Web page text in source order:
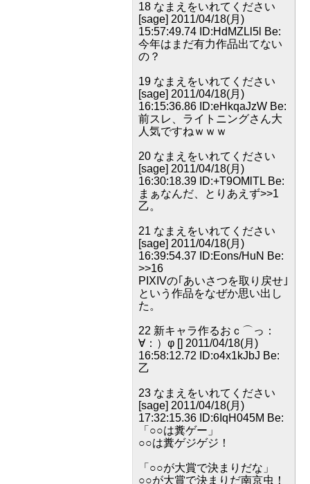
18 なまえをいれてください
[sage] 2011/04/18(月)
15:57:49.74 ID:HdMZLl5l Be:
今年はまだ有力作品出てない
の？
19 なまえをいれてください
[sage] 2011/04/18(月)
16:15:36.86 ID:eHkqaJzW Be:
前スレ、ライトニングさん大
人気ですねｗｗｗ
20 なまえをいれてください
[sage] 2011/04/18(月)
16:30:18.39 ID:+T9OMlTL Be:
まぁなんだ、とりあえず>>1
乙。
21 なまえをいれてください
[sage] 2011/04/18(月)
16:39:54.37 ID:Eons/HuN Be:
>>16
PIXIVの｢あいさつを取り戻せ｣
という作品をなぜか思い出し
た。
22 新キャラ作るおｃ⌒っ：
∀：）φ [] 2011/04/18(月)
16:58:12.72 ID:o4x1kJbJ Be:
乙
23 なまえをいれてください
[sage] 2011/04/18(月)
17:32:15.36 ID:6IqH045M Be:
「○○は糞ゲー」
○○は糞ゲジゲジ！
「○○が大賞で決まりだな」
○○が大賞で決まりだ南京虫！